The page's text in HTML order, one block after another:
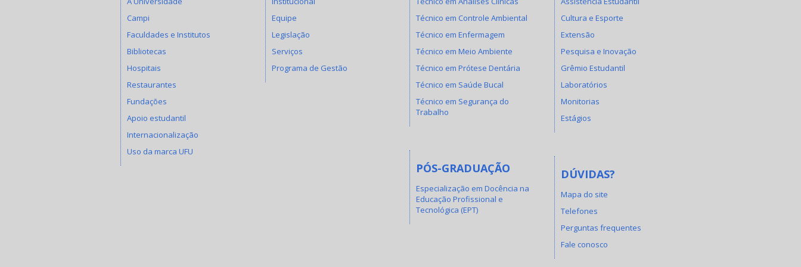
Campi
Faculdades e Institutos
Bibliotecas
Hospitais
Restaurantes
Fundações
Apoio estudantil
Internacionalização
Uso da marca UFU
Equipe
Legislação
Serviços
Programa de Gestão
Técnico em Controle Ambiental
Técnico em Enfermagem
Técnico em Meio Ambiente
Técnico em Prótese Dentária
Técnico em Saúde Bucal
Técnico em Segurança do
Trabalho
PÓS-GRADUAÇÃO
Especialização em Docência na
Educação Profissional e
Tecnológica (EPT)
Cultura e Esporte
Extensão
Pesquisa e Inovação
Grêmio Estudantil
Laboratórios
Monitorias
Estágios
DÚVIDAS?
Mapa do site
Telefones
Perguntas frequentes
Fale conosco